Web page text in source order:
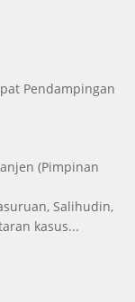
Pendampingan
(Pimpinan
Salihudin,
kasus...